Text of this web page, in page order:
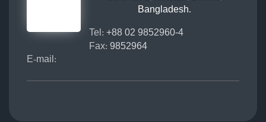
Bangladesh.
Tel: +88 02 9852960-4
Fax: 9852964
E-mail: